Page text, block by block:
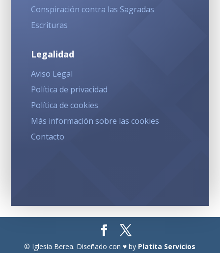
Conspiración contra las Sagradas
Escrituras
Legalidad
Aviso Legal
Política de privacidad
Política de cookies
Más información sobre las cookies
Contacto
© Iglesia Berea. Diseñado con ♥ by Platita Servicios